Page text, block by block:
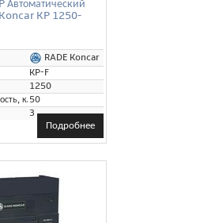
Автоматический
KP 1250-
RADE Koncar
KP-F
1250
кА:50
3
Подробнее